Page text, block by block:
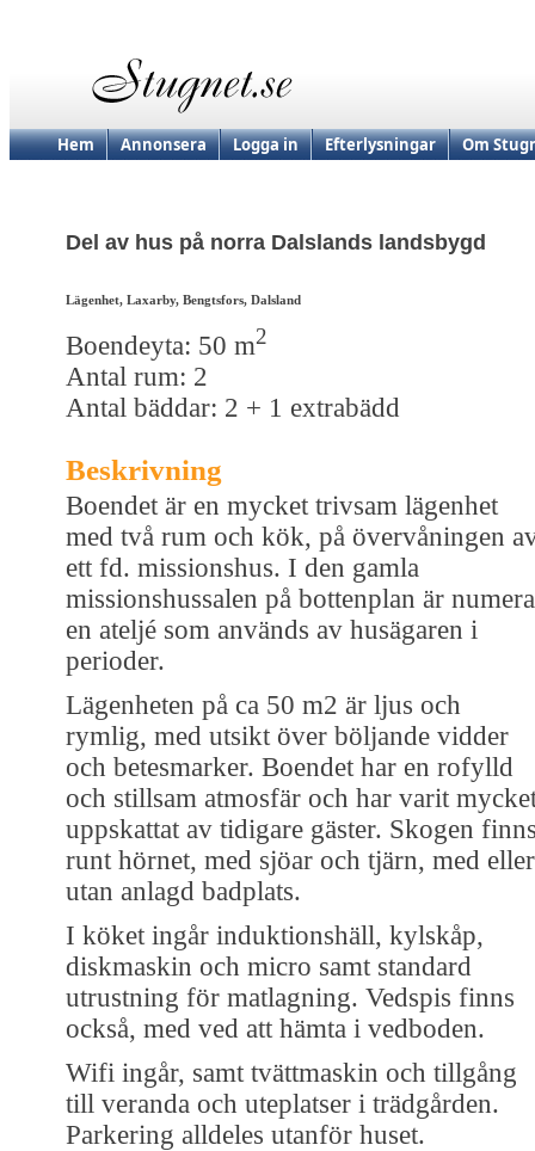
Hem Annonsera Logga in Efterlysningar Om
Del av hus på norra Dalslands landsbygd
Lägenhet, Laxarby, Bengtsfors, Dalsland
Boendeyta: 50 m2
Antal rum: 2
Antal bäddar: 2 + 1 extrabädd
Beskrivning
Boendet är en mycket trivsam lägenhet
med två rum och kök, på övervåningen
ett fd. missionshus. I den gamla
missionshussalen på bottenplan är numera
en ateljé som används av husägaren i
perioder.
Lägenheten på ca 50 m2 är ljus och
rymlig, med utsikt över böljande vidder
och betesmarker. Boendet har en rofylld
och stillsam atmosfär och har varit
uppskattat av tidigare gäster. Skogen
runt hörnet, med sjöar och tjärn, med eller
utan anlagd badplats.
I köket ingår induktionshäll, kylskåp,
diskmaskin och micro samt standard
utrustning för matlagning. Vedspis finns
också, med ved att hämta i vedboden.
Wifi ingår, samt tvättmaskin och tillgång
till veranda och uteplatser i trädgården.
Parkering alldeles utanför huset.